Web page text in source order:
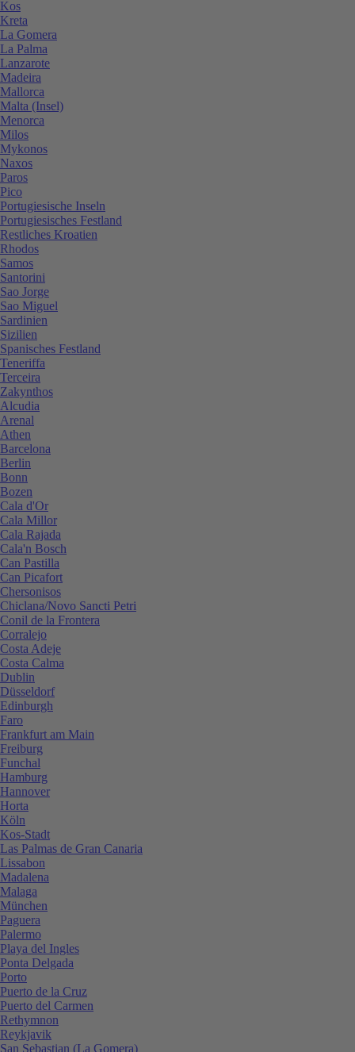
Kos
Kreta
La Gomera
La Palma
Lanzarote
Madeira
Mallorca
Malta (Insel)
Menorca
Milos
Mykonos
Naxos
Paros
Pico
Portugiesische Inseln
Portugiesisches Festland
Restliches Kroatien
Rhodos
Samos
Santorini
Sao Jorge
Sao Miguel
Sardinien
Sizilien
Spanisches Festland
Teneriffa
Terceira
Zakynthos
Alcudia
Arenal
Athen
Barcelona
Berlin
Bonn
Bozen
Cala d'Or
Cala Millor
Cala Rajada
Cala'n Bosch
Can Pastilla
Can Picafort
Chersonisos
Chiclana/Novo Sancti Petri
Conil de la Frontera
Corralejo
Costa Adeje
Costa Calma
Dublin
Düsseldorf
Edinburgh
Faro
Frankfurt am Main
Freiburg
Funchal
Hamburg
Hannover
Horta
Köln
Kos-Stadt
Las Palmas de Gran Canaria
Lissabon
Madalena
Malaga
München
Paguera
Palermo
Playa del Ingles
Ponta Delgada
Porto
Puerto de la Cruz
Puerto del Carmen
Rethymnon
Reykjavik
San Sebastian (La Gomera)